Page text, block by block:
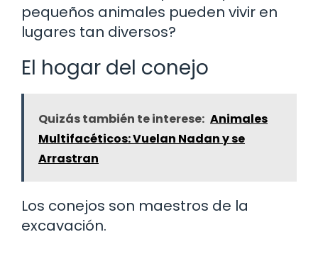
pequeños animales pueden vivir en
lugares tan diversos?
El hogar del conejo
Quizás también te interese: Animales
Multifacéticos: Vuelan Nadan y se
Arrastran
Los conejos son maestros de la
excavación.